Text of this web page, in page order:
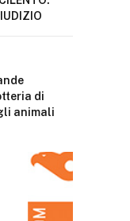
di
animali